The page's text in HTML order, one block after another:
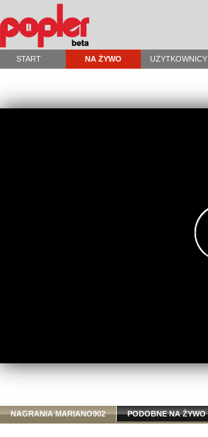
START NA ŻYWO UŻYTKOWNICY
NAGRANIA MARIANO902 PODOBNE NA ŻYWO